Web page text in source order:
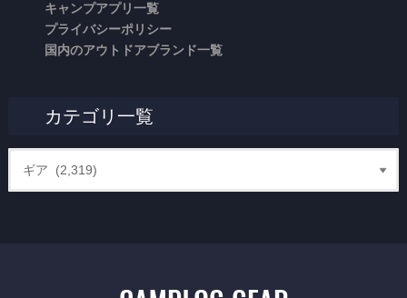
キャンプアプリ一覧
プライバシーポリシー
国内のアウトドアブランド一覧
カテゴリ一覧